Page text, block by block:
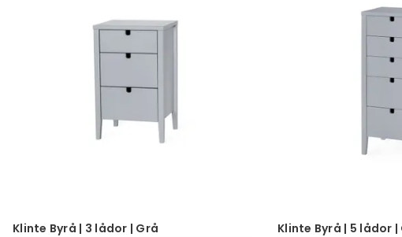
Klinte Byrå | 3 lådor | Grå Klinte Byrå | 5 lådor |